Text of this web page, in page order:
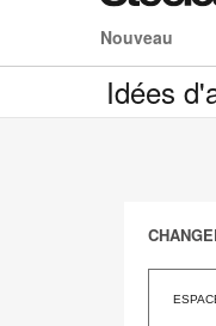
Nouveau
Idées